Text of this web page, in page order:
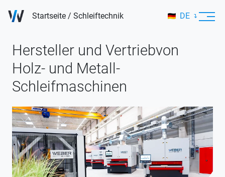
Startseite / Schleiftechnik DE
Hersteller und Vertriebvon
Holz- und Metall-
Schleifmaschinen